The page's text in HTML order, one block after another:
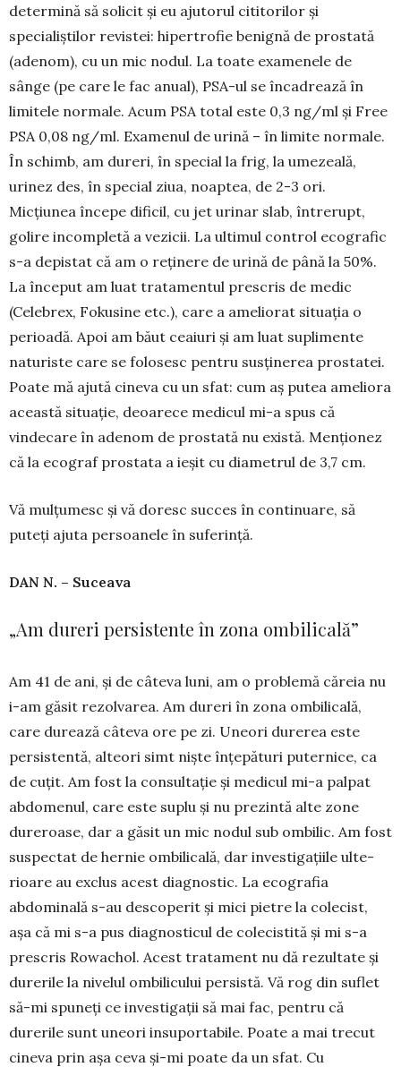
determină să solicit și eu ajutorul citito­rilor și
specialiștilor revistei: hipertrofie benignă de prostată
(adenom), cu un mic nodul. La toate examenele de
sânge (pe care le fac anual), PSA-ul se încadrează în
limitele nor­male. Acum PSA total este 0,3 ng/ml și Free
PSA 0,08 ng/ml. Examenul de urină – în limite nor­male.
În schimb, am dureri, în spe­cial la frig, la umezeală,
urinez des, în special ziua, noaptea, de 2-3 ori.
Micțiunea începe dificil, cu jet urinar slab, întrerupt,
golire in­completă a ve­zicii. La ultimul con­trol ecografic
s-a depistat că am o reținere de urină de până la 50%.
La început am luat tratamentul prescris de medic
(Celebrex, Fo­ku­sine etc.), care a ameliorat situa­ția o
perioadă. Apoi am băut ceaiuri și am luat su­plimente
naturiste care se folosesc pentru susține­rea prostatei.
Poate mă ajută cineva cu un sfat: cum aș putea ameliora
această situație, deoa­rece medicul mi-a spus că
vindecare în adenom de pros­tată nu există. Menționez
că la ecograf prostata a ieșit cu diametrul de 3,7 cm.
Vă mulțumesc și vă doresc succes în conti­nuare, să
puteți ajuta persoanele în suferință.
DAN N. – Suceava
„Am dureri persistente în zona ombilicală”
Am 41 de ani, și de câteva luni, am o problemă căreia nu
i-am găsit rezolvarea. Am dureri în zona ombilicală,
care durează câ­teva ore pe zi. Uneori durerea este
persistentă, alteori simt niște înțe­pături puternice, ca
de cu­țit. Am fost la consultație și medicul mi-a palpat
abdo­menul, care este suplu și nu prezintă alte zone
dureroase, dar a găsit un mic nodul sub om­bilic. Am fost
suspectat de hernie ombilicală, dar investigațiile ulte­
rioare au exclus acest diagnostic. La ecografia
abdominală s-au des­coperit și mici pietre la cole­cist,
așa că mi s-a pus diagnosticul de cole­cistită și mi s-a
prescris Ro­wachol. Acest tra­tament nu dă rezultate și
durerile la nivelul ombili­cu­lui persistă. Vă rog din suflet
să-mi spu­neți ce investigații să mai fac, pentru că
durerile sunt uneori insuportabile. Poate a mai trecut
cineva prin așa ceva și-mi poate da un sfat. Cu